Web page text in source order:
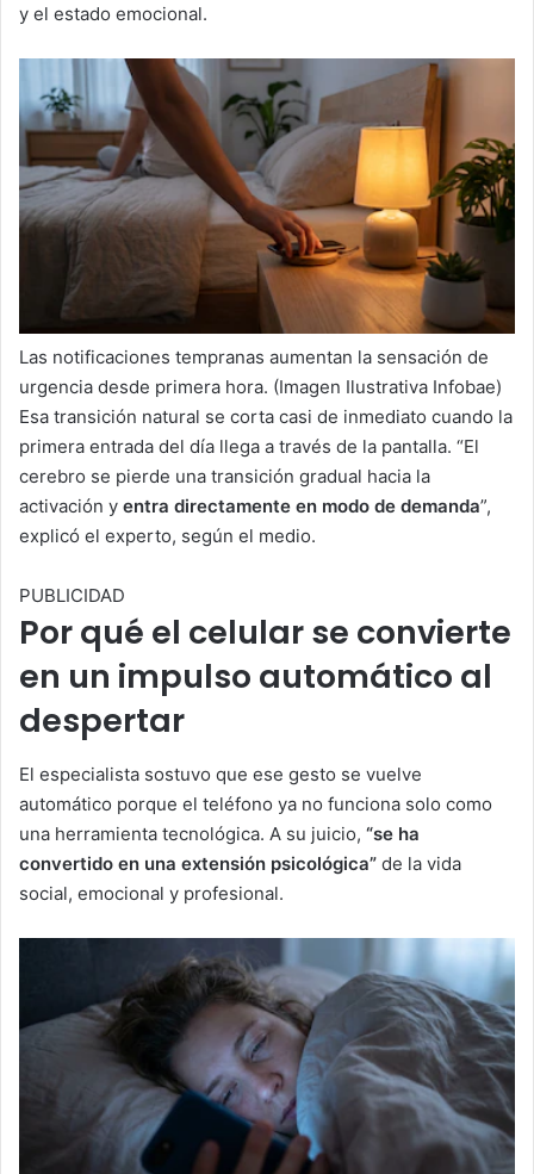
y el estado emocional.
Las notificaciones tempranas aumentan la sensación de
urgencia desde primera hora. (Imagen Ilustrativa Infobae)
Esa transición natural se corta casi de inmediato cuando la
primera entrada del día llega a través de la pantalla. “El
cerebro se pierde una transición gradual hacia la
activación y entra directamente en modo de demanda”,
explicó el experto, según el medio.
PUBLICIDAD
Por qué el celular se convierte
en un impulso automático al
despertar
El especialista sostuvo que ese gesto se vuelve
automático porque el teléfono ya no funciona solo como
una herramienta tecnológica. A su juicio, “se ha
convertido en una extensión psicológica” de la vida
social, emocional y profesional.